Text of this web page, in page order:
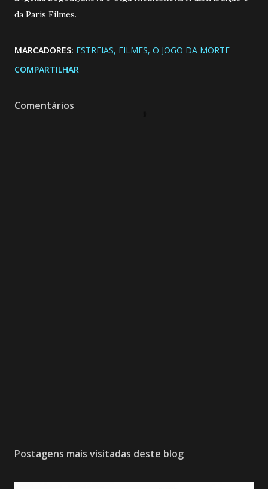
da Paris Filmes.
MARCADORES: ESTREIAS FILMES O JOGO DA MORTE
COMPARTILHAR
Comentários
Postagens mais visitadas deste blog